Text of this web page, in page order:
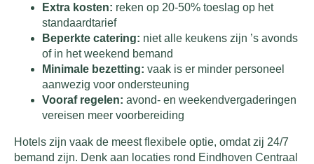
Extra kosten: reken op 20-50% toeslag op het
standaardtarief
Beperkte catering: niet alle keukens zijn ’s avonds
of in het weekend bemand
Minimale bezetting: vaak is er minder personeel
aanwezig voor ondersteuning
Vooraf regelen: avond- en weekendvergaderingen
vereisen meer voorbereiding
Hotels zijn vaak de meest flexibele optie, omdat zij 24/7
bemand zijn. Denk aan locaties rond Eindhoven Centraal